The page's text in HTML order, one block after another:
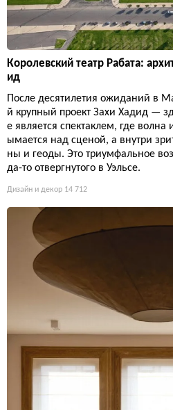
Королевский театр Рабата:
ид
После десятилетия ожиданий в
й крупный проект Захи Хадид —
е является спектаклем, где волна
ымается над сценой, а внутри
ны и геоды. Это триумфальное
да-то отвергнутого в Уэльсе.
Дизайн и декор 14 712